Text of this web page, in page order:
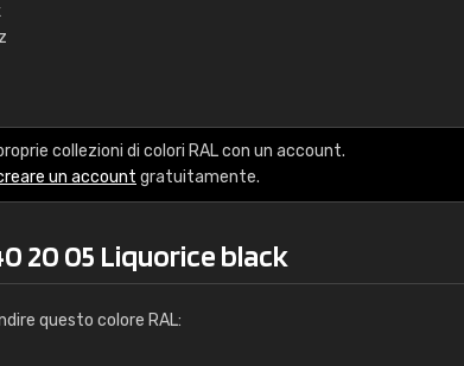
collezioni di colori RAL con un account.
un account gratuitamente.
20 05 Liquorice black
questo colore RAL:
RAL K7 a base d'acqua
Info / ordine